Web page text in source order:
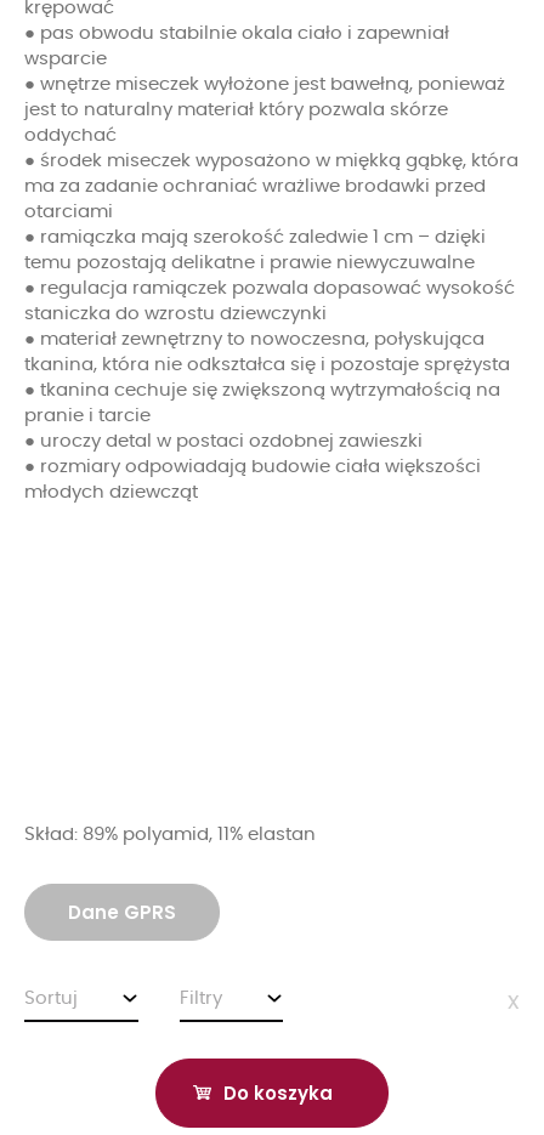
krępować
● pas obwodu stabilnie okala ciało i zapewniał
wsparcie
● wnętrze miseczek wyłożone jest bawełną, ponieważ
jest to naturalny materiał który pozwala skórze
oddychać
● środek miseczek wyposażono w miękką gąbkę, która
ma za zadanie ochraniać wrażliwe brodawki przed
otarciami
● ramiączka mają szerokość zaledwie 1 cm – dzięki
temu pozostają delikatne i prawie niewyczuwalne
● regulacja ramiączek pozwala dopasować wysokość
staniczka do wzrostu dziewczynki
● materiał zewnętrzny to nowoczesna, połyskująca
tkanina, która nie odkształca się i pozostaje sprężysta
● tkanina cechuje się zwiększoną wytrzymałością na
pranie i tarcie
● uroczy detal w postaci ozdobnej zawieszki
● rozmiary odpowiadają budowie ciała większości
młodych dziewcząt
Skład: 89% polyamid, 11% elastan
Dane GPRS
Sortuj Filtry x
Do koszyka